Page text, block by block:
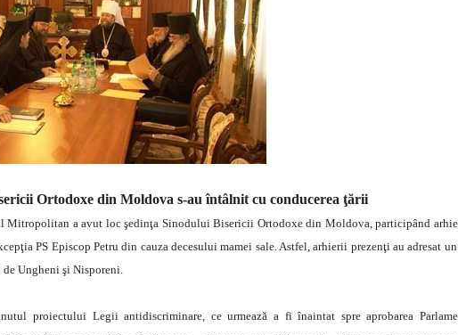
Ortodoxe din Moldova s-au întâlnit cu conducerea ţării
Mitropolitan a avut loc şedinţa Sinodului Bisericii Ortodoxe din Moldova, participând
PS Episcop Petru din cauza decesului mamei sale. Astfel, arhierii prezenţi au adresat un
Ungheni şi Nisporeni.
proiectului Legii antidiscriminare, ce urmează a fi înaintat spre aprobarea